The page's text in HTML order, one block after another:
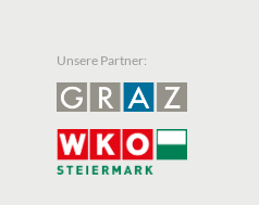
Unsere Partner: